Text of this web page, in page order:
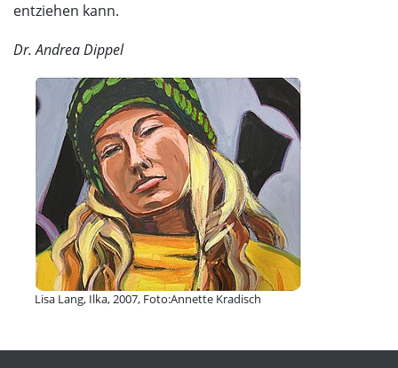
entziehen kann.
Dr. Andrea Dippel
Lisa Lang, Ilka, 2007, Foto:Annette Kradisch